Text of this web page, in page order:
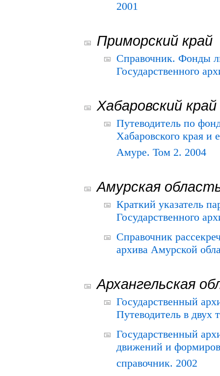
2001
Приморский край
Справочник. Фонды
Государственного
Хабаровский край
Путеводитель по
Хабаровского края и
Амуре. Том 2. 2004
Амурская
Краткий указатель
Государственного
Справочник
архива Амурской
Архангельская
Государственный
Путеводитель в двух
Государственный
движений и
справочник. 2002